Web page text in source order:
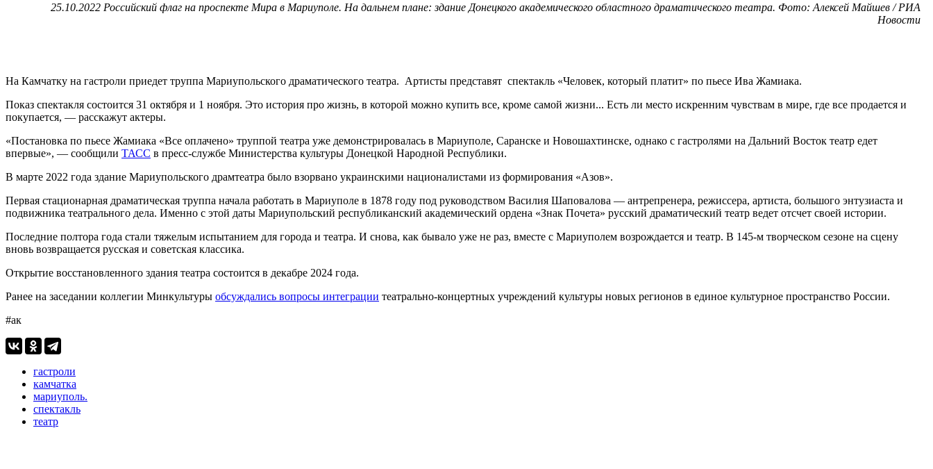
25.10.2022 Российский флаг на проспекте Мира в Мариуполе. На дальнем плане: здание Донецкого академического областного драматического театра. Фото: Алексей Майшев / РИА
Новости
На Камчатку на гастроли приедет труппа Мариупольского драматического театра. Артисты представят спектакль «Человек, который платит» по пьесе Ива Жамиака.
Показ спектакля состоится 31 октября и 1 ноября. Это история про жизнь, в которой можно купить все, кроме самой жизни... Есть ли место искренним чувствам в мире, где все продается и
покупается, — расскажут актеры.
«Постановка по пьесе Жамиака «Все оплачено» труппой театра уже демонстрировалась в Мариуполе, Саранске и Новошахтинске, однако с гастролями на Дальний Восток театр едет
впервые», — сообщили ТАСС в пресс-службе Министерства культуры Донецкой Народной Республики.
В марте 2022 года здание Мариупольского драмтеатра было взорвано украинскими националистами из формирования «Азов».
Первая стационарная драматическая труппа начала работать в Мариуполе в 1878 году под руководством Василия Шаповалова — антрепренера, режиссера, артиста, большого энтузиаста и
подвижника театрального дела. Именно с этой даты Мариупольский республиканский академический ордена «Знак Почета» русский драматический театр ведет отсчет своей истории.
Последние полтора года стали тяжелым испытанием для города и театра. И снова, как бывало уже не раз, вместе с Мариуполем возрождается и театр. В 145-м творческом сезоне на сцену
вновь возвращается русская и советская классика.
Открытие восстановленного здания театра состоится в декабре 2024 года.
Ранее на заседании коллегии Минкультуры обсуждались вопросы интеграции театрально-концертных учреждений культуры новых регионов в единое культурное пространство России.
#ак
гастроли
камчатка
мариуполь.
спектакль
театр